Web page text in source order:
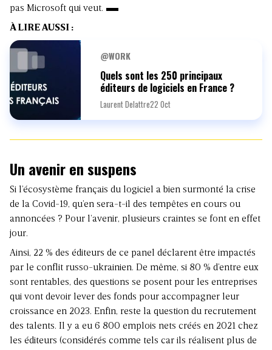
pas Microsoft qui veut.
À LIRE AUSSI :
@WORK
Quels sont les 250 principaux
éditeurs de logiciels en France ?
Laurent Delattre22 Oct
Un avenir en suspens
Si l’écosystème français du logiciel a bien surmonté la crise
de la Covid-19, qu’en sera-t-il des tempêtes en cours ou
annoncées ? Pour l’avenir, plusieurs craintes se font en effet
jour.
Ainsi, 22 % des éditeurs de ce panel déclarent être impactés
par le conflit russo-ukrainien. De même, si 80 % d’entre eux
sont rentables, des questions se posent pour les entreprises
qui vont devoir lever des fonds pour accompagner leur
croissance en 2023. Enfin, reste la question du recrutement
des talents. Il y a eu 6 800 emplois nets créés en 2021 chez
les éditeurs (considérés comme tels car ils réalisent plus de